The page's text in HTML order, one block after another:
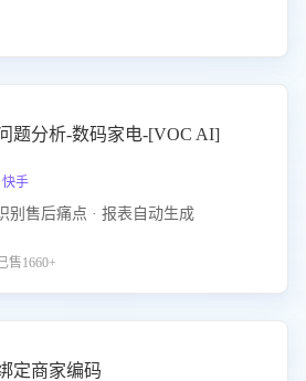
题分析-数码家电-[VOC AI]
手
别售后痛点 · 报表自动生成
售1660+
定商家编码